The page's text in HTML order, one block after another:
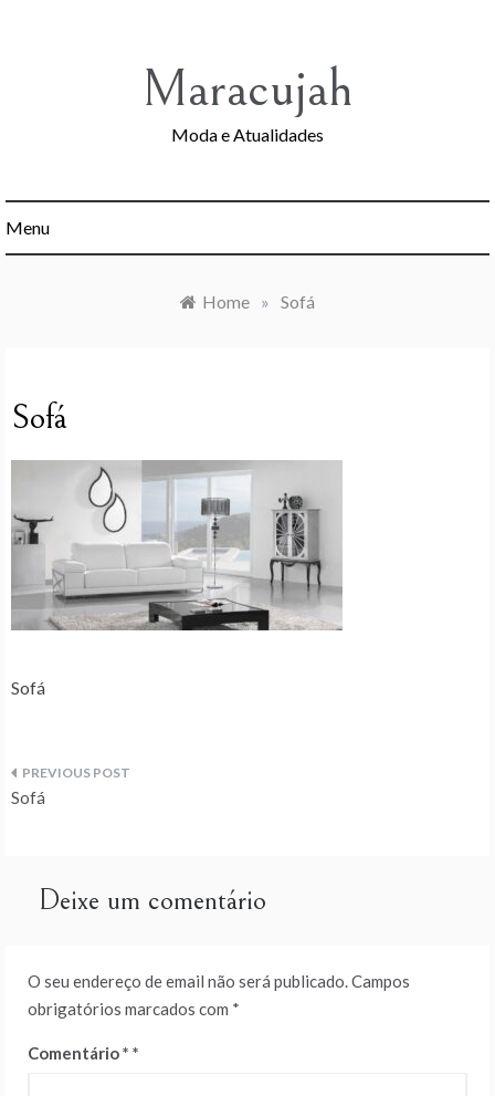
Maracujah
Moda e Atualidades
Menu
Home » Sofá
Sofá
Sofá
Navegação
artigos
Sofá
Deixe um comentário
O seu endereço de email não será publicado.Campos
obrigatórios marcados com *
Comentário*